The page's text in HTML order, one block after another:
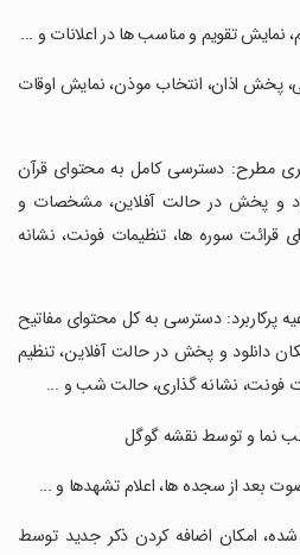
نمایش تقویم و مناسب ها در اعلانات و ...
پخش اذان، انتخاب موذن، نمایش اوقات
کریم به همراه صوت 13 قاری مطرح: دسترسی کامل به محتوای قرآن
و پخش در حالت آفلاین، مشخصات و
قرائت سوره ها، تنظیمات فونت، نشانه
پرکاربرد: دسترسی به کل محتوای مفاتیح
دانلود و پخش در حالت آفلاین، تنظیم
فونت، نشانه گذاری، حالت شب و ...
نما و توسط نقشه گوگل
بعد از سجده ها، اعلام تشهدها و ...
امکان اضافه کردن ذکر جدید توسط